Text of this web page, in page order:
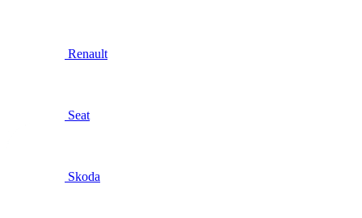
Renault
Seat
Skoda